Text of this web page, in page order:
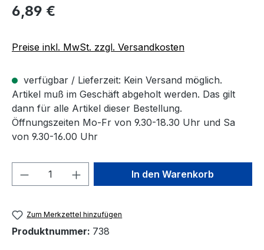
Regulärer Preis:
6,89 €
Preise inkl. MwSt. zzgl. Versandkosten
verfügbar / Lieferzeit: Kein Versand möglich.
Artikel muß im Geschäft abgeholt werden. Das gilt
dann für alle Artikel dieser Bestellung.
Öffnungszeiten Mo-Fr von 9.30-18.30 Uhr und Sa
von 9.30-16.00 Uhr
Produkt Anzahl: Gib denIn den Warenkorb
Zum Merkzettel hinzufügen
Produktnummer: 738